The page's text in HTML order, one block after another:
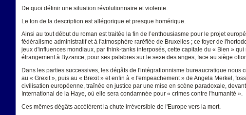
De quoi définir une situation révolutionnaire et violente.
Le ton de la description est allégorique et presque homérique.
Ainsi au tout début du roman est traitée la fin de l’enthousiasme pour le projet
fédéralisme administratif et à l'atmosphère raréfiée de Bruxelles ; ce foyer de
jeux d'influences mondiaux, par think-tanks interposés, cette capitale du « Bien » qui
étrangement à Byzance, pour ses palabres sur le sexe des anges, face au siège
Dans les parties successives, les dégâts de l'intégrationnisme bureaucratique nous
au « Grexit », puis au « Brexit » et enfin à « l'empeachement » de Angela Merkel,
civilisation européenne, traînée en justice par une mise en scène paradoxale,
International de la Haye, où elle sera condamnée pour « crimes contre l'humanité ».
Ces mêmes dégâts accélèrent la chute irréversible de l'Europe vers la mort.